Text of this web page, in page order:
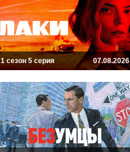
1 сезон 5 серия 07.08.2026